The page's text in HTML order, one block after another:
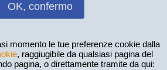
OK, confermo
momento le tue preferenze cookie dalla
, raggiugibile da qualsiasi pagina del
pagina, o direttamente tramite da qui: